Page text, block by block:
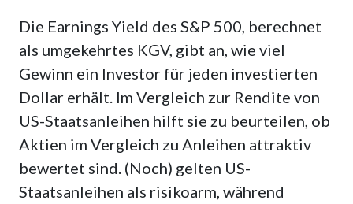
Die Earnings Yield des S&P 500, berechnet
als umgekehrtes KGV, gibt an, wie viel
Gewinn ein Investor für jeden investierten
Dollar erhält. Im Vergleich zur Rendite von
US-Staatsanleihen hilft sie zu beurteilen, ob
Aktien im Vergleich zu Anleihen attraktiv
bewertet sind. (Noch) gelten US-
Staatsanleihen als risikoarm, während